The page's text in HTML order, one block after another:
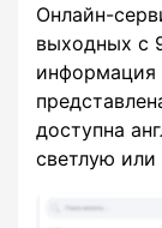
Онлайн-
выходных с
информация
доступна
светлую